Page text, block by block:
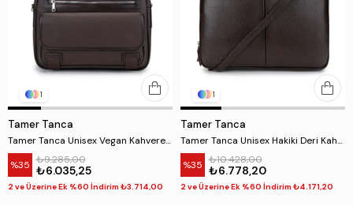
1
Tamer Tanca
Tamer Tanca Unisex Vegan Kahverengi Evrak Çantası
%35 ₺6.035,25
₺9.285,00
2 ve Üzerine Ek %60 İndirim ₺3.714,00
1
Tamer Tanca
Tamer Tanca Unisex Hakiki Deri Kahverengi Evrak Çantası
%35 ₺6.778,20
₺10.428,00
2 ve Üzerine Ek %60 İndirim ₺4.171,20